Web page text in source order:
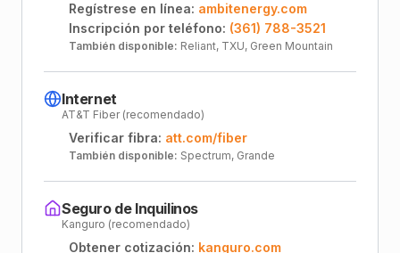
Regístrese en línea: ambitenergy.com
Inscripción por teléfono: (361) 788-3521
También disponible: Reliant, TXU, Green Mountain
Internet
AT&T Fiber (recomendado)
Verificar fibra: att.com/fiber
También disponible: Spectrum, Grande
Seguro de Inquilinos
Kanguro (recomendado)
Obtener cotización: kanguro.com